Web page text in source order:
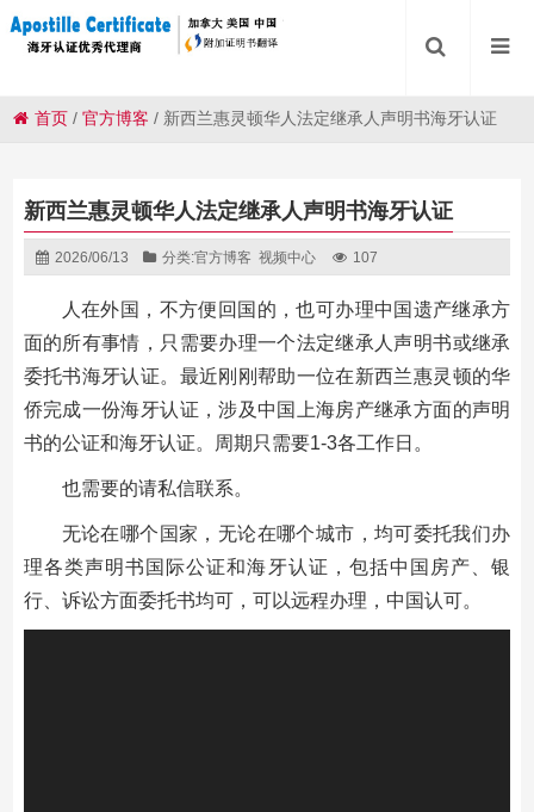
首页 /官方博客 / 新西兰惠灵顿华人法定继承人声明书海牙认证
新西兰惠灵顿华人法定继承人声明书海牙认证
2026/06/13 分类:官方博客 视频中心 107
人在外国，不方便回国的，也可办理中国遗产继承方
面的所有事情，只需要办理一个法定继承人声明书或继承
委托书海牙认证。最近刚刚帮助一位在新西兰惠灵顿的华
侨完成一份海牙认证，涉及中国上海房产继承方面的声明
书的公证和海牙认证。周期只需要1-3各工作日。
也需要的请私信联系。
无论在哪个国家，无论在哪个城市，均可委托我们办
理各类声明书国际公证和海牙认证，包括中国房产、银
行、诉讼方面委托书均可，可以远程办理，中国认可。